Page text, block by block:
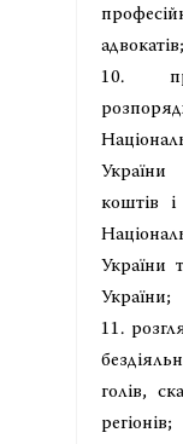
адвокатів;
10.
коштів і
України
України;
11.
голів,
регіонів;